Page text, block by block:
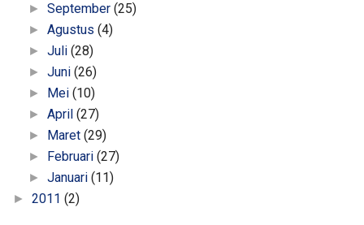
►September(25)
►Agustus(4)
►Juli(28)
►Juni(26)
► Mei(10)
►April(27)
► Maret(29)
► Februari(27)
►Januari(11)
► 2011 (2)